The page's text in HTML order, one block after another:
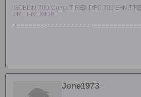
GOBLIN-700-Comp-T-REX DFC 700 E+N,T-
JR , T-REX450L
Jone1973